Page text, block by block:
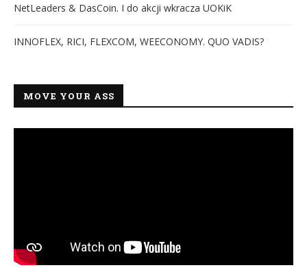
NetLeaders & DasCoin. I do akcji wkracza UOKiK
INNOFLEX, RICI, FLEXCOM, WEECONOMY. QUO VADIS?
MOVE YOUR ASS